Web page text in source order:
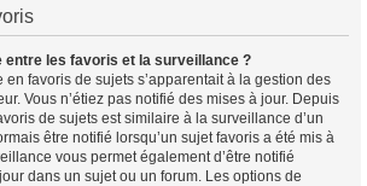
entre les favoris et la surveillance ?
en favoris de sujets s’apparentait à la gestion des
Vous n’étiez pas notifié des mises à jour. Depuis
de sujets est similaire à la surveillance d’un
être notifié lorsqu’un sujet favoris a été mis à
vous permet également d’être notifié
dans un sujet ou un forum. Les options de